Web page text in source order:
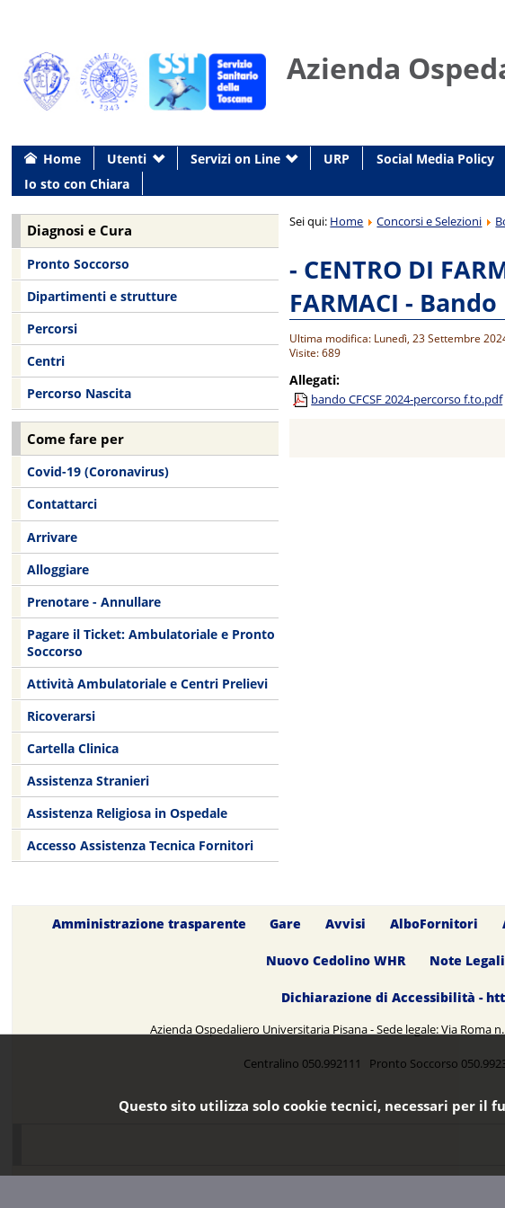
Azienda
Home Utenti Servizi on Line URP Social Media Policy
Io sto con Chiara
Sei qui: Home Concorsi e Selezioni
- CENTRO DI
FARMACI - Bando
Ultima modifica: Lunedì, 23 Settembre
Visite: 689
Allegati:
bando CFCSF 2024-percorso f.to.pdf
Diagnosi e Cura
Pronto Soccorso
Dipartimenti e strutture
Percorsi
Centri
Percorso Nascita
Come fare per
Covid-19 (Coronavirus)
Contattarci
Arrivare
Alloggiare
Prenotare - Annullare
Pagare il Ticket: Ambulatoriale e Pronto
Soccorso
Attività Ambulatoriale e Centri Prelievi
Ricoverarsi
Cartella Clinica
Assistenza Stranieri
Assistenza Religiosa in Ospedale
Accesso Assistenza Tecnica Fornitori
Amministrazione trasparente Gare Avvisi AlboFornitori
Nuovo Cedolino WHR Note Legali
Dichiarazione di Accessibilità -
Azienda Ospedaliero Universitaria Pisana - Sede legale: Via Roma
Centralino 050.992111 Pronto Soccorso
Questo sito utilizza solo cookie tecnici, necessari per il